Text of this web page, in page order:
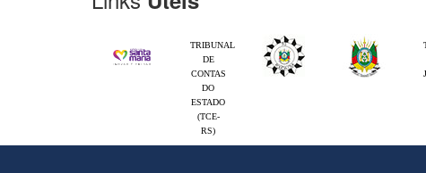
TRIBUNAL
DE
CONTAS
DO
ESTADO
(TCE-
RS)